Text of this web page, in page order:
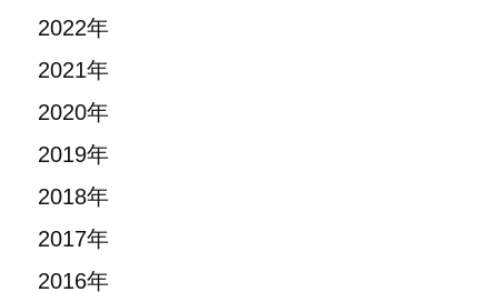
2022年
2021年
2020年
2019年
2018年
2017年
2016年